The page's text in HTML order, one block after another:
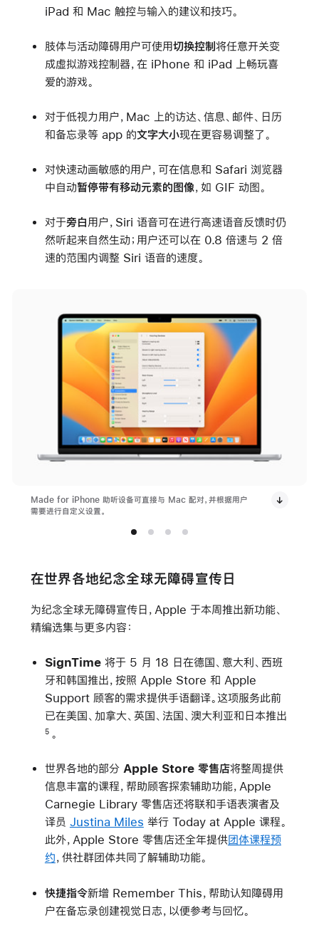
iPad 和 Mac 触控与输入的建议和技巧。
肢体与活动障碍用户可使用切换控制 将任意开关变
成虚拟游戏控制器，在 iPhone 和 iPad 上畅玩喜
爱的游戏。
对于低视力用户，Mac 上的访达、信息、邮件、日历
和备忘录等 app 的文字大小现在更容易调整了。
对快速动画敏感的用户，可在信息和 Safari 浏览器
中自动暂停带有移动元素的图像，如 GIF 动图。
对于旁白用户，Siri 语音可在进行高速语音反馈时仍
然听起来自然生动；用户还可以在 0.8 倍速与 2 倍
速的范围内调整 Siri 语音的速度。
Made for iPhone 助听设备可直接与 Mac 配对，并根据用户
需要进行自定义设置。
在世界各地纪念全球无障碍宣传日
为纪念全球无障碍宣传日，Apple 于本周推出新功能、
精编选集与更多内容：
SignTime将于 5 月 18 日在德国、意大利、西班
牙和韩国推出，按照 Apple Store 和 Apple
Support 顾客的需求提供手语翻译。这项服务此前
已在美国、加拿大、英国、法国、澳大利亚和日本推出
5 。
世界各地的部分 Apple Store 零售店将整周提供
信息丰富的课程，帮助顾客探索辅助功能，Apple
Carnegie Library 零售店还将联和手语表演者及
译员 Justina Miles 举行 Today at Apple 课程。
此外，Apple Store 零售店还全年提供团体课程预
约，供社群团体共同了解辅助功能。
快捷指令新增 Remember This，帮助认知障碍用
户在备忘录创建视觉日志，以便参考与回忆。